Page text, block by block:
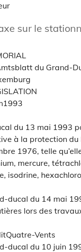
sur le
du Grand-
du 13 mai 1993
à la protection
1976, telle
mercure,
isodrine,
ducal du 14 mai
lors des
Vents
ducal du 10 juin